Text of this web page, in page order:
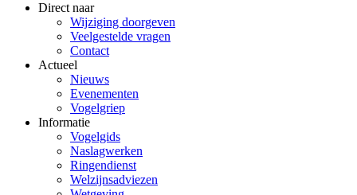
Direct naar
Wijziging doorgeven
Veelgestelde vragen
Contact
Actueel
Nieuws
Evenementen
Vogelgriep
Informatie
Vogelgids
Naslagwerken
Ringendienst
Welzijnsadviezen